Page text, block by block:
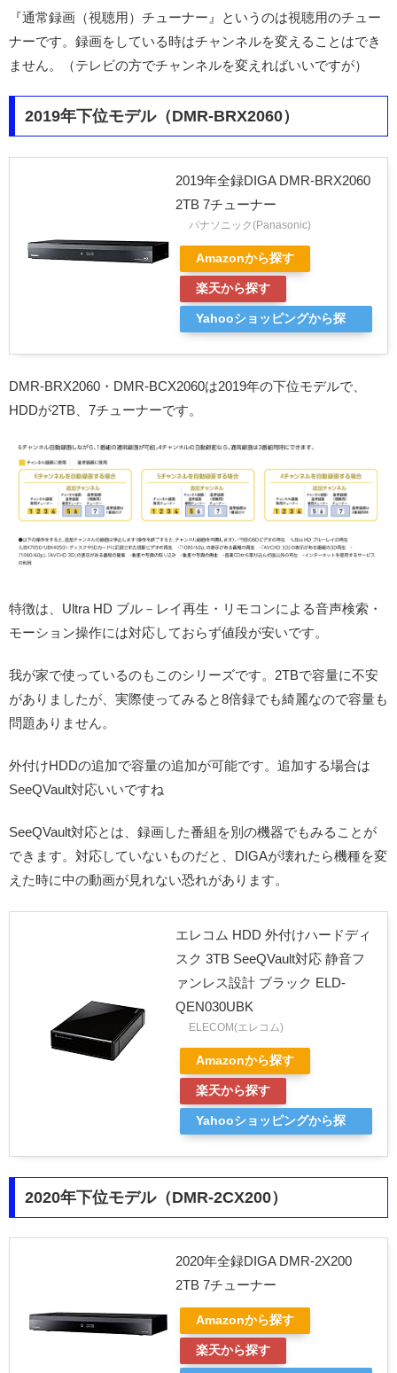
『通常録画（視聴用）チューナー』というのは視聴用のチュー
ナーです。録画をしている時はチャンネルを変えることはでき
ません。（テレビの方でチャンネルを変えればいいですが）
2019年下位モデル（DMR-BRX2060）
2019年全録DIGA DMR-BRX2060
2TB 7チューナー
パナソニック(Panasonic)
Amazonから探す
楽天から探す
Yahooショッピングから探
DMR-BRX2060・DMR-BCX2060は2019年の下位モデルで、
HDDが2TB、7チューナーです。
特徴は、Ultra HD ブル－レイ再生・リモコンによる音声検索・
モーション操作には対応しておらず値段が安いです。
我が家で使っているのもこのシリーズです。2TBで容量に不安
がありましたが、実際使ってみると8倍録でも綺麗なので容量も
問題ありません。
外付けHDDの追加で容量の追加が可能です。追加する場合は
SeeQVault対応いいですね
SeeQVault対応とは、録画した番組を別の機器でもみることが
できます。対応していないものだと、DIGAが壊れたら機種を変
えた時に中の動画が見れない恐れがあります。
エレコム HDD 外付けハードディ
スク 3TB SeeQVault対応 静音フ
ァンレス設計 ブラック ELD-
QEN030UBK
ELECOM(エレコム)
Amazonから探す
楽天から探す
Yahooショッピングから探
2020年下位モデル（DMR-2CX200）
2020年全録DIGA DMR-2X200
2TB 7チューナー
Amazonから探す
楽天から探す